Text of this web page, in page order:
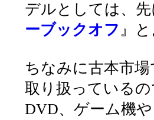
デルとしては、
ーブックオフ 』
ちなみに古本市
取り扱っている
DVD、ゲーム機